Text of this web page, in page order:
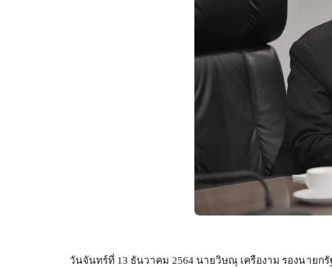
วันจันทร์ที่ 13 ธันวาคม 2564 นายวิษณุ เครืองาม รองนายก